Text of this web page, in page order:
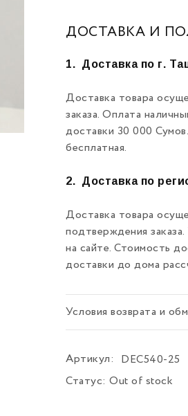
ДОСТАВКА И
1. Доставка по г.
Доставка товара
заказа. Оплата
доставки 30 000
бесплатная.
2. Доставка по
Доставка товара
подтверждения
на сайте. Стоимость
доставки до дома
Условия возврата и
Артикул:
DEC540-25
Статус: Out of stock